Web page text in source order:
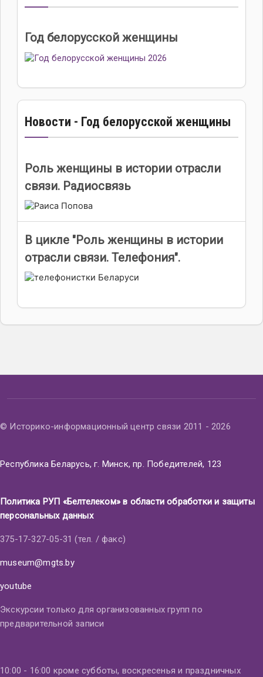
Год белорусской женщины
Новости - Год белорусской женщины
Роль женщины в истории отрасли
связи. Радиосвязь
В цикле "Роль женщины в истории
отрасли связи. Телефония".
© Историко-информационный центр связи 2011 - 2026
Республика Беларусь, г. Минск, пр. Победителей, 123
Политика РУП «Белтелеком» в области обработки и защиты
персональных данных
375-17-327-05-31 (тел. / факс)
museum@mgts.by
youtube
Экскурсии только для организованных групп по
предварительной записи
10:00 - 16:00 кроме субботы, воскресенья и праздничных